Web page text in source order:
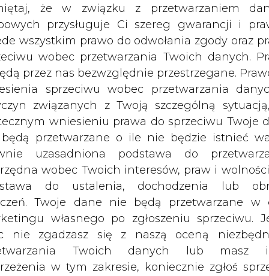
że w związku z przetwarzaniem
przysługuje Ci szereg gwarancji i
wszystkim prawo do odwołania zgody oraz
wobec przetwarzania Twoich danych.
przez nas bezwzględnie przestrzegane.
sprzeciwu wobec przetwarzania
związanych z Twoją szczególną
wniesieniu prawa do sprzeciwu Twoje
przetwarzane o ile nie będzie istnieć
uzasadniona podstawa do
wobec Twoich interesów, praw i
do ustalenia, dochodzenia lub
Twoje dane nie będą przetwarzane w
własnego po zgłoszeniu sprzeciwu.
nie zgadzasz się z naszą oceną
Twoich danych lub masz
w tym zakresie, koniecznie zgłoś
starych i budową nowych
– powiedział wiceprezes Wojciech
do nabycia obligacji, oprócz spółki są
e Sviluppo S.p.A., Nordea Bank
oraz Bank Polska Kasa Opieki SA,
Bank AB, Nordea Bank Polska SA oraz ING
SA (jako agent emisji),
są, oprócz ING Bank Śląski SA (jako agent,
Kasa Opieki SA i Nordea Bank Polska SA
36 miesięcy od dnia podpisania umów i
w komunikacie.